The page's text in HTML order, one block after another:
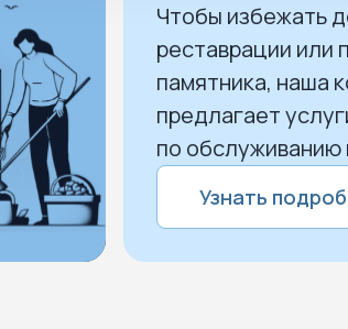
Чтобы избежать
реставрации или
памятника, наша
предлагает
по обслуживанию
Узнать